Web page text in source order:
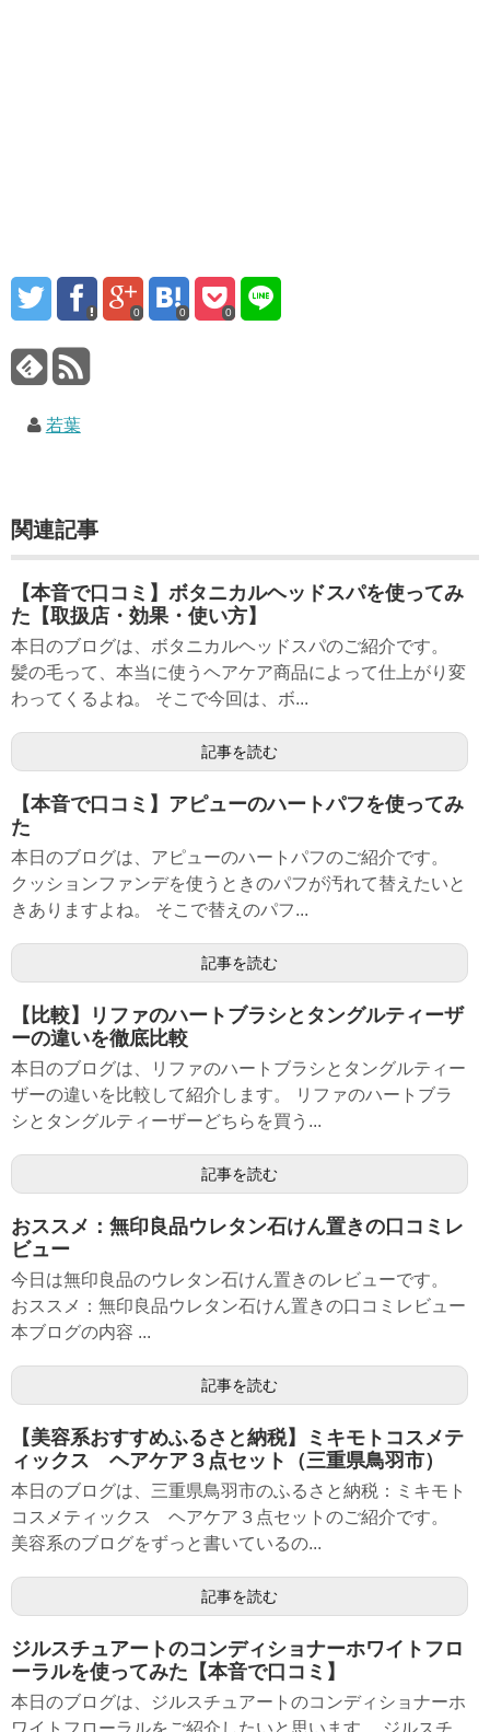
0 0 0
若葉
関連記事
【本音で口コミ】ボタニカルヘッドスパを使ってみ
た【取扱店・効果・使い方】
本日のブログは、ボタニカルヘッドスパのご紹介です。
髪の毛って、本当に使うヘアケア商品によって仕上がり変
わってくるよね。 そこで今回は、ボ...
記事を読む
【本音で口コミ】アピューのハートパフを使ってみ
た
本日のブログは、アピューのハートパフのご紹介です。
クッションファンデを使うときのパフが汚れて替えたいと
きありますよね。 そこで替えのパフ...
記事を読む
【比較】リファのハートブラシとタングルティーザ
ーの違いを徹底比較
本日のブログは、リファのハートブラシとタングルティー
ザーの違いを比較して紹介します。 リファのハートブラ
シとタングルティーザーどちらを買う...
記事を読む
おススメ：無印良品ウレタン石けん置きの口コミレ
ビュー
今日は無印良品のウレタン石けん置きのレビューです。
おススメ：無印良品ウレタン石けん置きの口コミレビュー
本ブログの内容 ...
記事を読む
【美容系おすすめふるさと納税】ミキモトコスメテ
ィックス ヘアケア３点セット（三重県鳥羽市）
本日のブログは、三重県鳥羽市のふるさと納税：ミキモト
コスメティックス ヘアケア３点セットのご紹介です。
美容系のブログをずっと書いているの...
記事を読む
ジルスチュアートのコンディショナーホワイトフロ
ーラルを使ってみた【本音で口コミ】
本日のブログは、ジルスチュアートのコンディショナーホ
ワイトフローラルをご紹介したいと思います。 ジルスチ